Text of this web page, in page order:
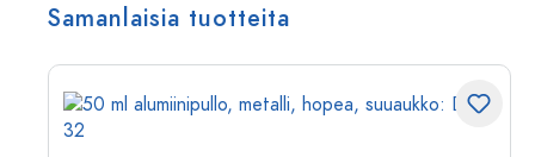
Samanlaisia tuotteita